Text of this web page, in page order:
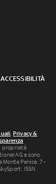
Privacy &
proprietà
AG e sono
Penice, 7 -
ISSN